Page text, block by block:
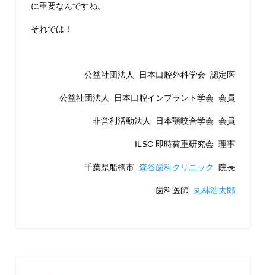
に重要なんですね。
それでは！
公益社団法人 日本口腔外科学会 認定医
公益社団法人 日本口腔インプラント学会 会員
非営利活動法人 日本顎咬合学会 会員
ILSC 即時荷重研究会 理事
千葉県船橋市森谷歯科クリニック 院長
歯科医師 丸林浩太郎